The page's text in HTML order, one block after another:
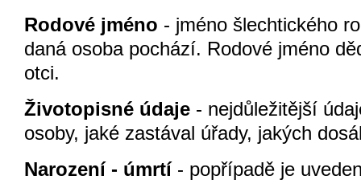
Rodové jméno - jméno šlechtického
daná osoba pochází. Rodové jméno
otci.
Životopisné údaje - nejdůležitější
osoby, jaké zastával úřady, jakých
Narození - úmrtí- popřípadě je